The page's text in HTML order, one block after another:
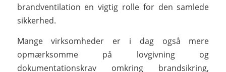
brandventilation en vigtig rolle for den samlede
sikkerhed.
Mange virksomheder er i dag også mere
opmærksomme på lovgivning og
dokumentationskrav omkring brandsikring,